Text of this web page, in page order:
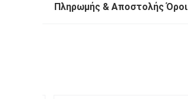
Πληρωμής & Αποστολής Όροι